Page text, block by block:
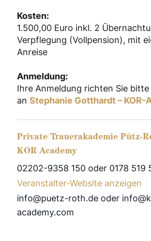
Kosten:
1.500,00 Euro inkl. 2
Verpflegung (Vollpension), mit
Anreise
Anmeldung:
Ihre Anmeldung richten Sie
an Stephanie Gotthardt – KOR-
Private Trauerakademie Pütz-
KOR Academy
02202-9358 150 oder 0178 519
Veranstalter-Website anzeigen
info@puetz-roth.de oder
academy.com